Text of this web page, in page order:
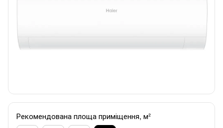
Рекомендована площа приміщення, м²